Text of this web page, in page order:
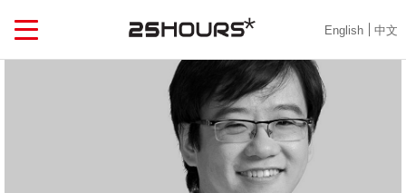
English 中文